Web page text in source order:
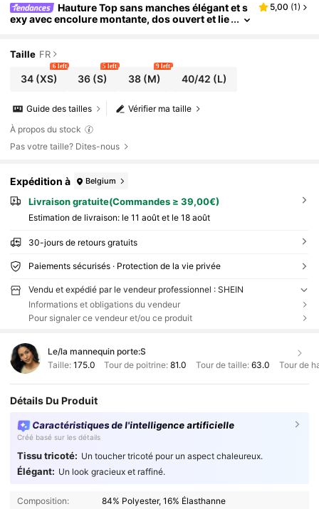
Hauture Top sans manches élégant et s
exy avec encolure montante, dos ouvert et lie
5,00 (1)
Taille FR
34(XS)
6 left
36 (S)
5 left
38(M)
9 left
40/42 (L)
Vérifier ma taille
Guide des tailles
À propos du stock
Pas votre taille? Dites-nous
Expédition à Belgium
Livraison gratuite(Commandes ≥ 39,00€)
Estimation de livraison: le 11 août et le 18 août
30-jours de retours gratuits
Paiements sécurisés · Protection de la vie privée
Vendu et expédié par le vendeur professionnel : SHEIN
Informations et obligations du vendeur
Pour signaler ce vendeur et/ou ce produit
Le/la mannequin porte:S
Taille: 175.0 Tour de poitrine:81.0 Tour de taille: 63.0 Tour de
Détails Du Produit
Caractéristiques de l'intelligence artificielle
Créé basé sur les détails
Tissu tricoté: Un toucher tricoté pour un aspect chaleureux.
Élégant: Un look gracieux et raffiné.
Composition: 84% Polyester, 16% Élasthanne